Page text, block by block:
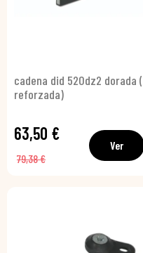
cadena did 520dz2 dorada (
reforzada)
63,50 €
79,38 €
Ver